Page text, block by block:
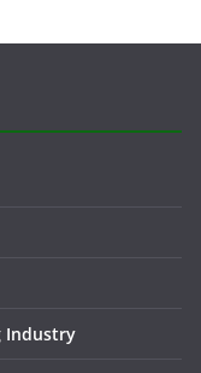
Industry